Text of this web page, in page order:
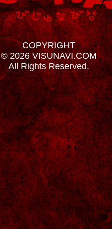
COPYRIGHT
© 2026 VISUNAVI.COM
All Rights Reserved.